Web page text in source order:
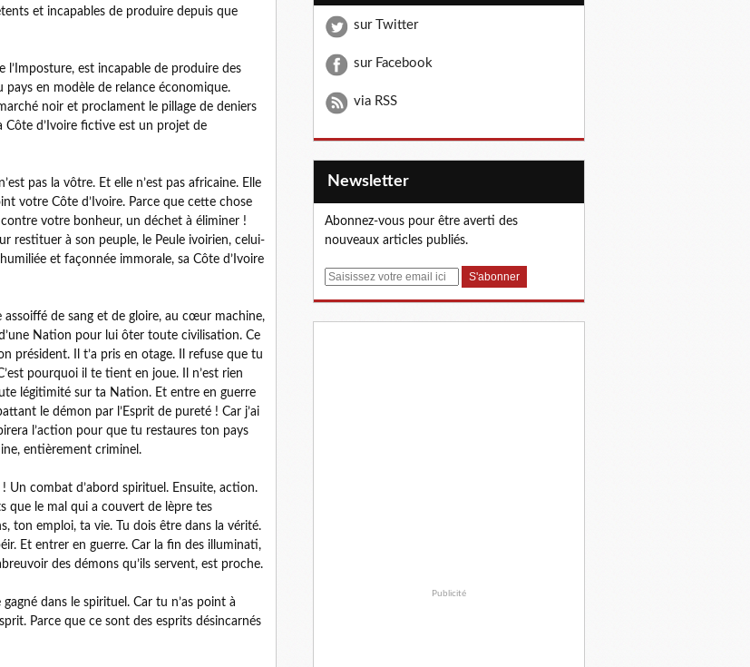
et incapables de produire depuis que
l’Imposture, est incapable de produire des
en modèle de relance économique.
noir et proclament le pillage de deniers
d’Ivoire fictive est un projet de
pas la vôtre. Et elle n’est pas africaine. Elle
votre Côte d’Ivoire. Parce que cette chose
votre bonheur, un déchet à éliminer !
restituer à son peuple, le Peule ivoirien, celui-
et façonnée immorale, sa Côte d’Ivoire
de sang et de gloire, au cœur machine,
Nation pour lui ôter toute civilisation. Ce
président. Il t’a pris en otage. Il refuse que tu
pourquoi il te tient en joue. Il n’est rien
légitimité sur ta Nation. Et entre en guerre
le démon par l’Esprit de pureté ! Car j’ai
l’action pour que tu restaures ton pays
entièrement criminel.
Un combat d’abord spirituel. Ensuite, action.
que le mal qui a couvert de lèpre tes
ton emploi, ta vie. Tu dois être dans la vérité.
Et entrer en guerre. Car la fin des illuminati,
des démons qu’ils servent, est proche.
dans le spirituel. Car tu n’as point à
Parce que ce sont des esprits désincarnés
sur Twitter
sur Facebook
via RSS
Newsletter
Abonnez-vous pour être averti des
nouveaux articles publiés.
E
Publicité